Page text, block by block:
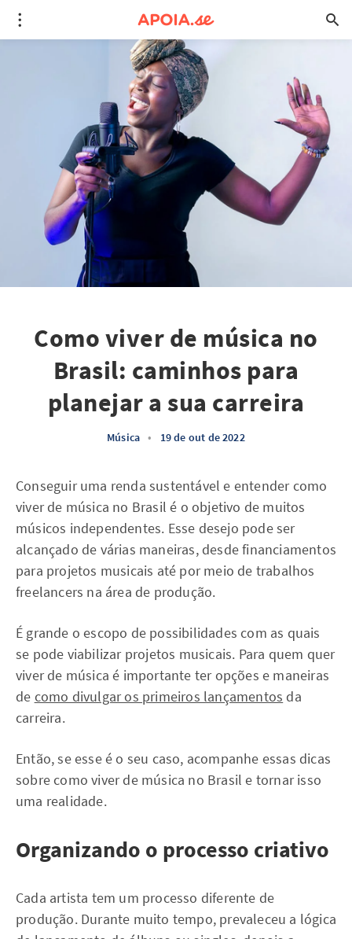
Como viver de música no
Brasil: caminhos para
planejar a sua carreira
Música • 19 de out de 2022
Conseguir uma renda sustentável e entender como
viver de música no Brasil é o objetivo de muitos
músicos independentes. Esse desejo pode ser
alcançado de várias maneiras, desde financiamentos
para projetos musicais até por meio de trabalhos
freelancers na área de produção.
É grande o escopo de possibilidades com as quais
se pode viabilizar projetos musicais. Para quem quer
viver de música é importante ter opções e maneiras
de como divulgar os primeiros lançamentos da
carreira.
Então, se esse é o seu caso, acompanhe essas dicas
sobre como viver de música no Brasil e tornar isso
uma realidade.
Organizando o processo criativo
Cada artista tem um processo diferente de
produção. Durante muito tempo, prevaleceu a lógica